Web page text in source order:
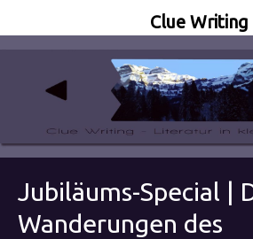
Clue Writing
Jubiläums-Special |
Wanderungen des
Clue Writing